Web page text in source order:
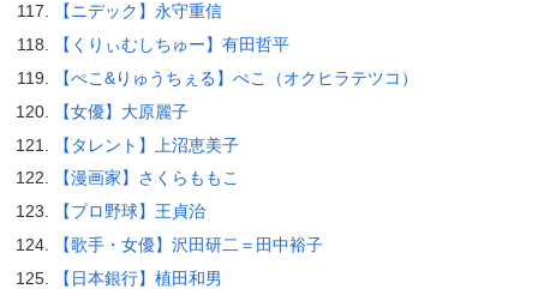
【ニデック】永守重信
【くりぃむしちゅー】有田哲平
【ぺこ&りゅうちぇる】ぺこ（オクヒラテツコ）
【女優】大原麗子
【タレント】上沼恵美子
【漫画家】さくらももこ
【プロ野球】王貞治
【歌手・女優】沢田研二＝田中裕子
【日本銀行】植田和男